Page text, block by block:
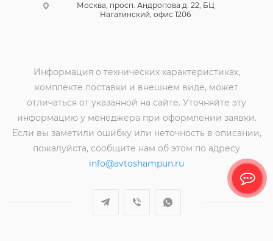
Москва, просп. Андропова д. 22, БЦ
Нагатинский, офис 1206
Информация о технических характеристиках,
комплекте поставки и внешнем виде, может
отличаться от указанной на сайте. Уточняйте эту
информацию у менеджера при оформлении заявки.
Если вы заметили ошибку или неточность в описании,
пожалуйста, сообщите нам об этом по адресу
info@avtoshampun.ru